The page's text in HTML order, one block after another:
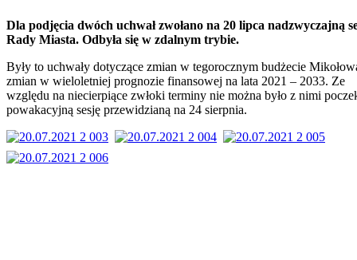
Dla podjęcia dwóch uchwał zwołano na 20 lipca nadzwyczajną
Rady Miasta. Odbyła się w zdalnym trybie.
Były to uchwały dotyczące zmian w tegorocznym budżecie
zmian w wieloletniej prognozie finansowej na lata 2021 – 2033. Ze
względu na niecierpiące zwłoki terminy nie można było z nimi
powakacyjną sesję przewidzianą na 24 sierpnia.